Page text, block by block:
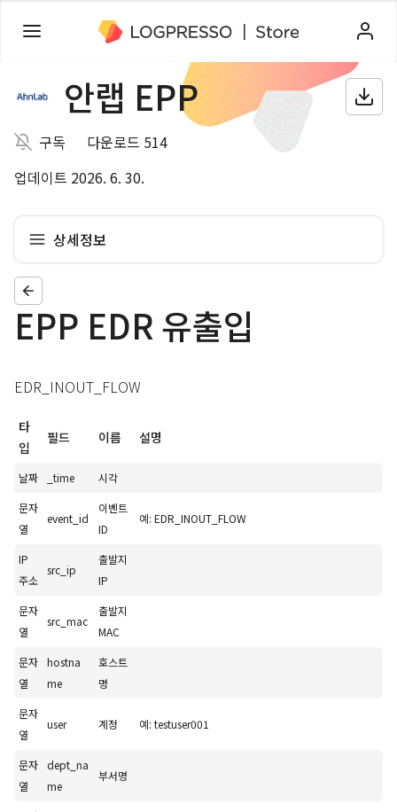
안랩 EPP
구독
다운로드 514
업데이트 2026. 6. 30.
상세정보
EPP EDR 유출입
EDR_INOUT_FLOW
타
입
필드 이름 설명
날짜 _time
시각
문자
열
event_id
이벤트
ID
예: EDR_INOUT_FLOW
IP
주소
src_ip
출발지
IP
문자
열
src_mac
출발지
MAC
문자
열
hostna
me
호스트
명
문자
열
user 계정 예: testuser001
문자
열
dept_na
me
부서명